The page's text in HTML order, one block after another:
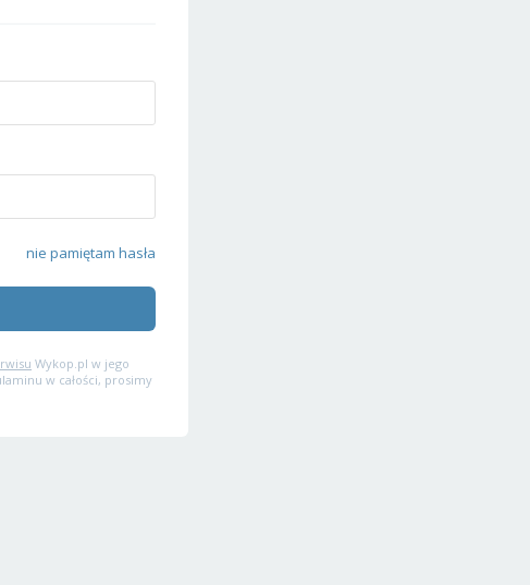
nie pamiętam hasła
Wykop.pl w jego
w całości, prosimy